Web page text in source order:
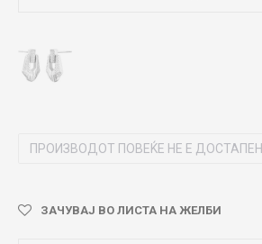
ПРОИЗВОДОТ ПОВЕЌЕ НЕ Е ДОСТАПЕН
ЗАЧУВАЈ ВО ЛИСТА НА ЖЕЛБИ